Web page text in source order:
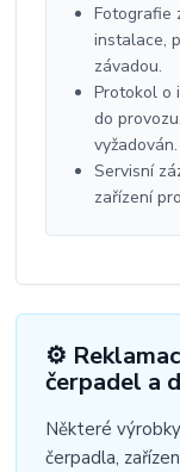
Fotografie
instalace,
závadou.
Protokol o
do
vyžadován.
Servisní
zařízení
⚙️
čerpadel a
Některé
čerpadla,